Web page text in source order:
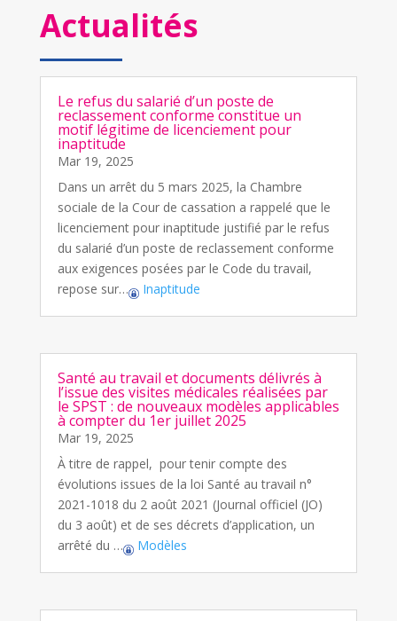
Actualités
Le refus du salarié d’un poste de
reclassement conforme constitue un
motif légitime de licenciement pour
inaptitude
Mar 19, 2025
Dans un arrêt du 5 mars 2025, la Chambre
sociale de la Cour de cassation a rappelé que le
licenciement pour inaptitude justifié par le refus
du salarié d’un poste de reclassement conforme
aux exigences posées par le Code du travail,
repose sur…
Inaptitude
Santé au travail et documents délivrés à
l’issue des visites médicales réalisées par
le SPST : de nouveaux modèles applicables
à compter du 1er juillet 2025
Mar 19, 2025
À titre de rappel, pour tenir compte des
évolutions issues de la loi Santé au travail n°
2021-1018 du 2 août 2021 (Journal officiel (JO)
du 3 août) et de ses décrets d’application, un
arrêté du …
Modèles